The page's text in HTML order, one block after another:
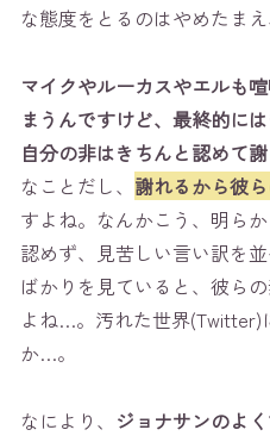
な態度をとるのはやめたまえ
マイクやルーカスやエルも
まうんですけど、最終的に
自分の非はきちんと認めて謝
なことだし、 謝れるから彼
すよね。なんかこう、明ら
認めず、見苦しい言い訳を
ばかりを見ていると、彼ら
よね…。汚れた世界(Twitter)
か…。
なにより、 ジョナサンのよ